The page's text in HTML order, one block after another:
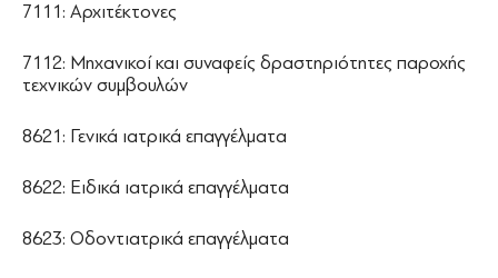
7111: Αρχιτέκτονες
7112: Μηχανικοί και συναφείς δραστηριότητες παροχής
τεχνικών συμβουλών
8621: Γενικά ιατρικά επαγγέλματα
8622: Ειδικά ιατρικά επαγγέλματα
8623: Οδοντιατρικά επαγγέλματα